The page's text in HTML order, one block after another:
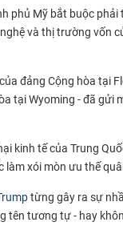
phủ Mỹ bắt buộc
và thị trường vốn
đảng Cộng hòa tại
tại Wyoming - đã gửi
kinh tế của Trung
làm xói mòn ưu thế
từng gây ra sự
tên tương tự - hay